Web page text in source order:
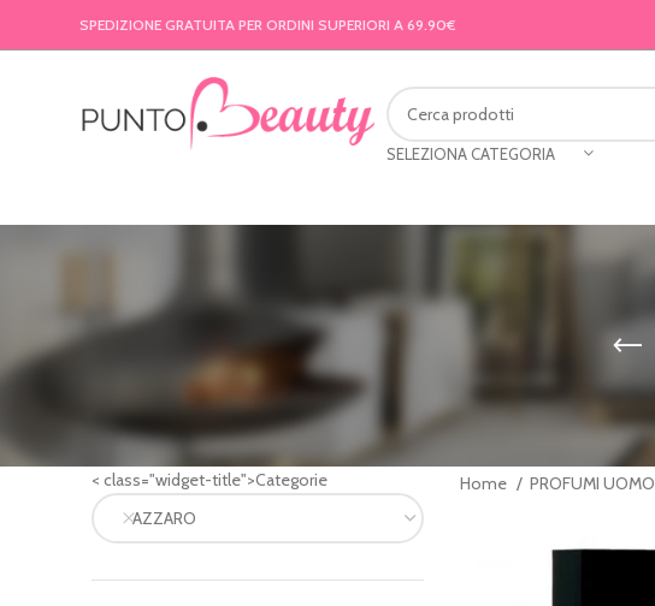
SPEDIZIONE GRATUITA PER ORDINI SUPERIORI A 69.90€
SELEZIONA CATEGORIA
< class="widget-title">Categorie
AZZARO
Home PROFUMI UOMO